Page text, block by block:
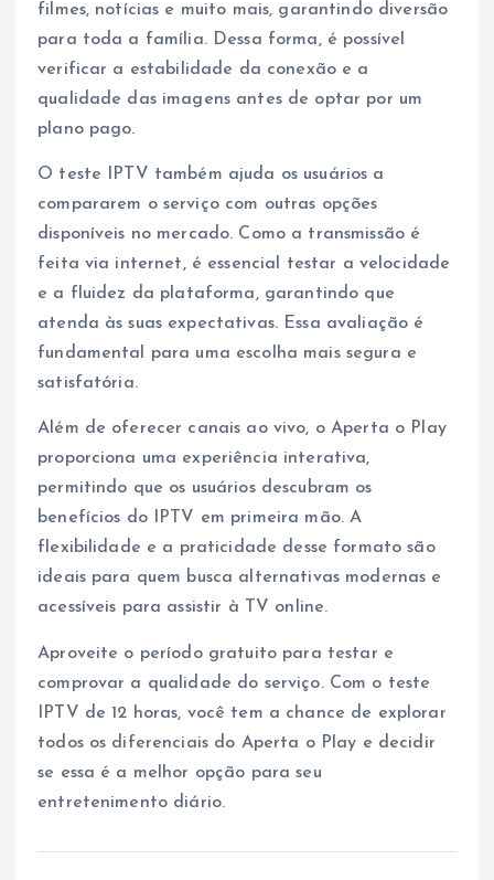
filmes, notícias e muito mais, garantindo diversão
para toda a família. Dessa forma, é possível
verificar a estabilidade da conexão e a
qualidade das imagens antes de optar por um
plano pago.
O teste IPTV também ajuda os usuários a
compararem o serviço com outras opções
disponíveis no mercado. Como a transmissão é
feita via internet, é essencial testar a velocidade
e a fluidez da plataforma, garantindo que
atenda às suas expectativas. Essa avaliação é
fundamental para uma escolha mais segura e
satisfatória.
Além de oferecer canais ao vivo, o Aperta o Play
proporciona uma experiência interativa,
permitindo que os usuários descubram os
benefícios do IPTV em primeira mão. A
flexibilidade e a praticidade desse formato são
ideais para quem busca alternativas modernas e
acessíveis para assistir à TV online.
Aproveite o período gratuito para testar e
comprovar a qualidade do serviço. Com o teste
IPTV de 12 horas, você tem a chance de explorar
todos os diferenciais do Aperta o Play e decidir
se essa é a melhor opção para seu
entretenimento diário.